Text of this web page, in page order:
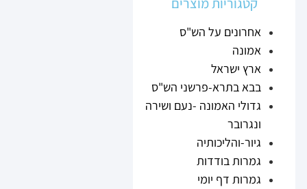
אחרונים על הש"ס
אמונה
ארץ ישראל
בבא בתרא-פרשני הש"ס
גדולי האמונה -נעם ושירה
ונגרובר
גיור-והליכותיה
גמרות בודדות
גמרות דף יומי